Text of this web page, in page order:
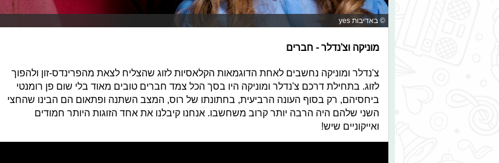
© באדיבות yes
מוניקה וצ'נדלר - חברים
צ'נדלר ומוניקה נחשבים לאחת הדוגמאות הקלאסיות לזוג שהצליח לצאת מהפרינדס-זון ולהפוך
לזוג. בתחילת דרכם צ'נדלר ומוניקה היו בסך הכל צמד חברים טובים מאוד בלי שום פן רומנטי
ביחסיהם, רק בסוף העונה הרביעית, בחתונתו של רוס, המצב השתנה ופתאום הם הבינו שהחצי
השני שלהם היה הרבה יותר קרוב משחשבו. אנחנו קיבלנו את אחד הזוגות היותר חמודים
ואייקוניים שיש!